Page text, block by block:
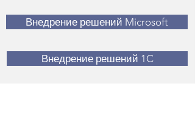
Внедрение решений Microsoft
Внедрение решений 1C